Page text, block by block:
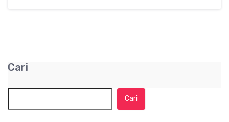
Cari
Cari